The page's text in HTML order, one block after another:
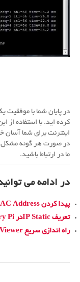
در پایان شما با موفقیت
کرده اید. با استفاده از
اینترنت برای شما آسان
در صورت هر گونه مشکل
ما در ارتباط باشید.
در ادامه می
پیدا کردن MAC Address در Raspberry Pi
تعریف IP Staticدر Raspberry Pi
راه اندازی سریع TeamViewer در Raspberry Pi